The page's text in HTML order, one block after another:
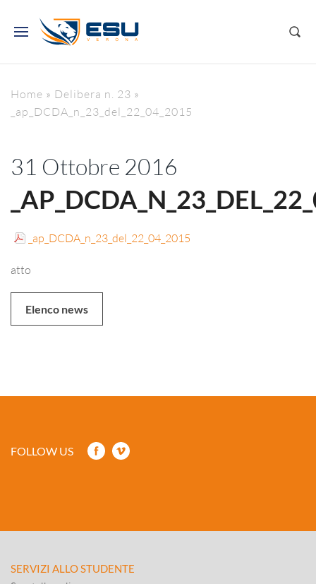
Home » Delibera n. 23 »
_ap_DCDA_n_23_del_22_04_2015
31 Ottobre 2016
_ap_DCDA_n_23_del_22_04_2015
atto
Elenco news
FOLLOW US
SERVIZI ALLO STUDENTE